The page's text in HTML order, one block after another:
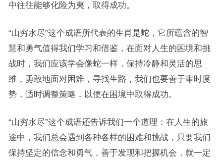
中往往能够化险为夷，取得成功。
“山穷水尽”这个成语所代表的生肖是蛇，它所蕴含的智
慧和勇气值得我们学习和借鉴，在面对人生的困境和挑
战时，我们应该学会像蛇一样，保持冷静和灵活的思
维，勇敢地面对困难，寻找生路，我们也要善于审时度
势，适时调整策略，以便在困境中取得成功。
“山穷水尽”这个成语还告诉我们一个道理：在人生的旅
途中，我们总会遇到各种各样的困难和挑战，只要我们
保持坚定的信念和勇气，善于发现和把握机会，就一定